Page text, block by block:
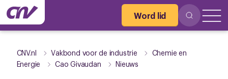
Word lid
CNV.nl Vakbond voor de industrie
Chemie en
Energie
Cao Givaudan Nieuws